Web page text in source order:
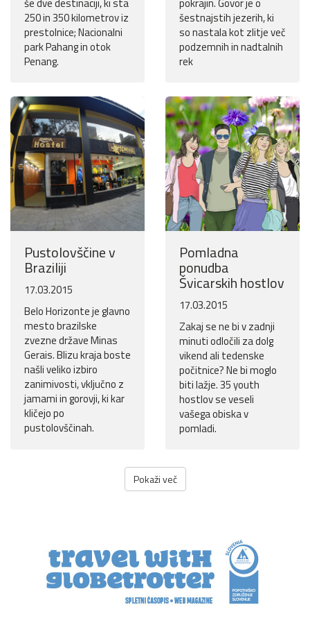
še dve destinaciji, ki sta
250 in 350 kilometrov iz
prestolnice; Nacionalni
park Pahang in otok
Penang.
pokrajin. Govor je o
šestnajstih jezerih, ki
so nastala kot zlitje več
podzemnih in nadtalnih
rek
Pustolovščine v
Braziliji
17.03.2015
Belo Horizonte je glavno
mesto brazilske
zvezne države Minas
Gerais. Blizu kraja boste
našli veliko izbiro
zanimivosti, vključno z
jamami in gorovji, ki kar
kličejo po
pustolovščinah.
Pomladna
ponudba
Švicarskih hostlov
17.03.2015
Zakaj se ne bi v zadnji
minuti odločili za dolg
vikend ali tedenske
počitnice? Ne bi moglo
biti lažje. 35 youth
hostlov se veseli
vašega obiska v
pomladi.
Pokaži več